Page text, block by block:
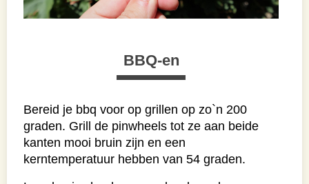
BBQ-en
Bereid je bbq voor op grillen op zo`n 200
graden. Grill de pinwheels tot ze aan beide
kanten mooi bruin zijn en een
kerntemperatuur hebben van 54 graden.